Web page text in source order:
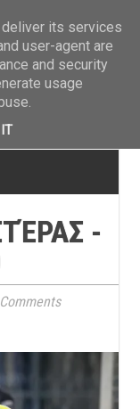
-
its services
user-agent are
and security
usage